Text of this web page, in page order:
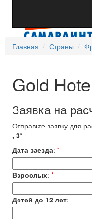
Главная
Страны
Gold
Заявка на
Отправьте заявку для
, 3*
Дата заезда: *
Взрослых: *
Детей до 12 лет: